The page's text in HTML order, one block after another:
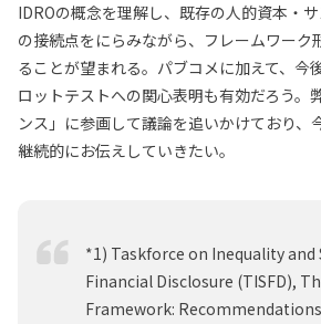
IDROの概念を理解し、既存の人的資本・
の接続点をにらみながら、フレームワーク
ることが望まれる。パブコメに加えて、今
ロットテストへの関心表明も有効だろう。
ンス」に参画して議論を追いかけており、
継続的にお伝えしていきたい。
*1) Taskforce on Inequality
Financial Disclosure (TISFD),
Framework: